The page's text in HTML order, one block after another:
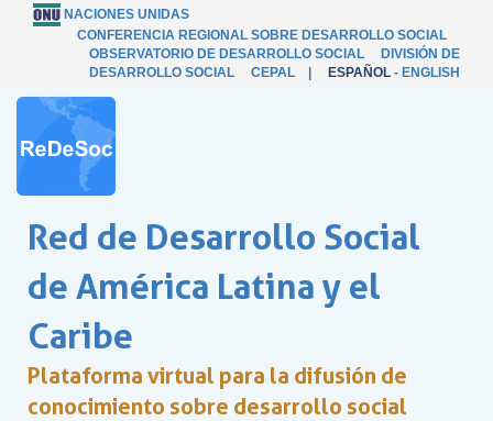
NACIONES UNIDAS
CONFERENCIA REGIONAL SOBRE DESARROLLO SOCIAL
OBSERVATORIO DE DESARROLLO SOCIAL
DIVISIÓN DE
DESARROLLO SOCIAL
CEPAL ESPAÑOL - ENGLISH
Red de Desarrollo Social
de América Latina y el
Caribe
Plataforma virtual para la difusión de
conocimiento sobre desarrollo social